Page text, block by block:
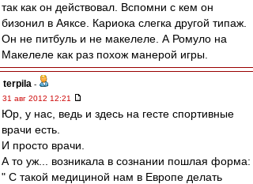
так как он действовал. Вспомни с кем он
бизонил в Аяксе. Кариока слегка другой типаж.
Он не питбуль и не макелеле. А Ромуло на
Макелеле как раз похож манерой игры.
terpila -
31 авг 2012 12:21
Юр, у нас, ведь и здесь на гесте спортивные
врачи есть.
И просто врачи.
А то уж... возникала в сознании пошлая форма:
" С такой медициной нам в Европе делать